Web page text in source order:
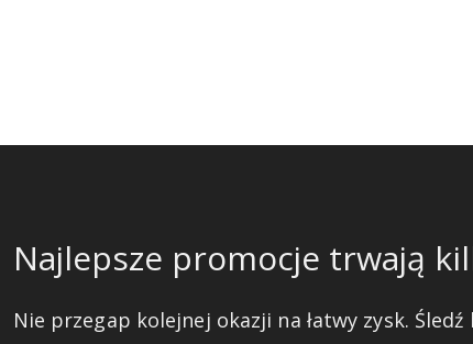
Najlepsze promocje trwają
Nie przegap kolejnej okazji na łatwy zysk.